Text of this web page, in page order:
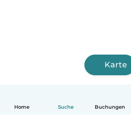
Home Suche Buchungen
Karte